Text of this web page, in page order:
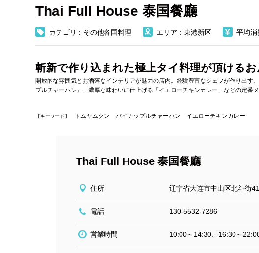
Thai Full House 泰国餐廳
カテゴリ：その他各国料理 エリア：東港新区 平均消
斬新で作り込まれた極上タイ料理が頂けるお
開放的な雰囲気とお洒落なインテリアが魅力の店内。経験豊富なシェフが作り出す
プルチャーハン」、濃厚な味わいに仕上げる「イエローチキンカレー」などの定番
【キーワード】 トムヤムクン パイナップルチャーハン イエローチキンカレー
Thai Full House 泰国餐廳
住所 辽宁省大连市中山区北斗街
電話 130-5532-7286
営業時間 10:00～14:30、16:30～